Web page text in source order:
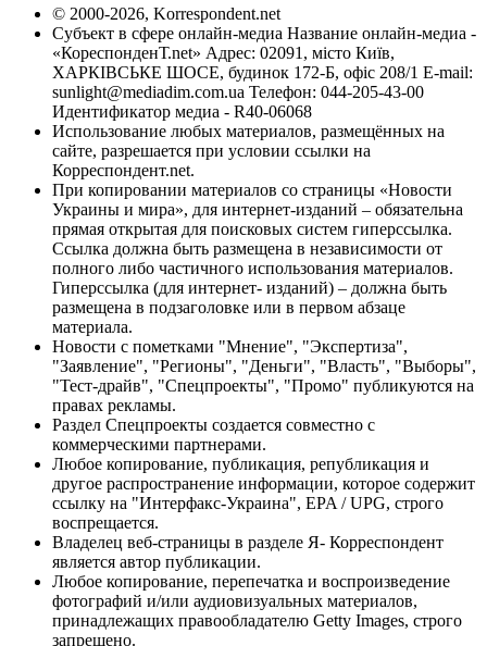
© 2000-2026, Korrespondent.net
Субъект в сфере онлайн-медиа Название онлайн-медиа -
«КореспонденТ.net» Адрес: 02091, місто Київ,
ХАРКІВСЬКЕ ШОСЕ, будинок 172-Б, офіс 208/1 E-mail:
sunlight@mediadim.com.ua Телефон: 044-205-43-00
Идентификатор медиа - R40-06068
Использование любых материалов, размещённых на
сайте, разрешается при условии ссылки на
Корреспондент.net.
При копировании материалов со страницы «Новости
Украины и мира», для интернет-изданий – обязательна
прямая открытая для поисковых систем гиперссылка.
Ссылка должна быть размещена в независимости от
полного либо частичного использования материалов.
Гиперссылка (для интернет- изданий) – должна быть
размещена в подзаголовке или в первом абзаце
материала.
Новости с пометками "Мнение", "Экспертиза",
"Заявление", "Регионы", "Деньги", "Власть", "Выборы",
"Тест-драйв", "Спецпроекты", "Промо" публикуются на
правах рекламы.
Раздел Спецпроекты создается совместно с
коммерческими партнерами.
Любое копирование, публикация, републикация и
другое распространение информации, которое содержит
ссылку на "Интерфакс-Украина", EPA / UPG, строго
воспрещается.
Владелец веб-страницы в разделе Я- Корреспондент
является автор публикации.
Любое копирование, перепечатка и воспроизведение
фотографий и/или аудиовизуальных материалов,
принадлежащих правообладателю Getty Images, строго
запрещено.